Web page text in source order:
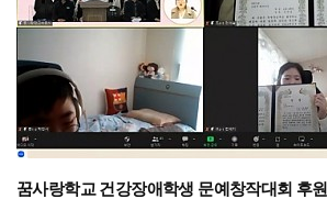
꿈사랑학교 건강장애학생 문예창작대회 후원